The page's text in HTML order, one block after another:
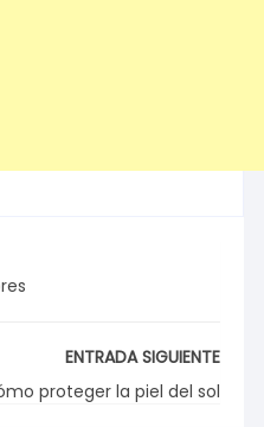
ENTRADA SIGUIENTE
proteger la piel del sol